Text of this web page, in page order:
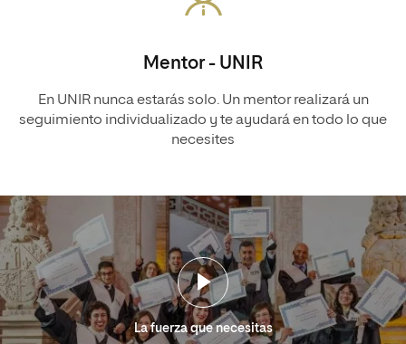
Mentor - UNIR
En UNIR nunca estarás solo. Un mentor realizará un
seguimiento individualizado y te ayudará en todo lo que
necesites
La fuerza que necesitas